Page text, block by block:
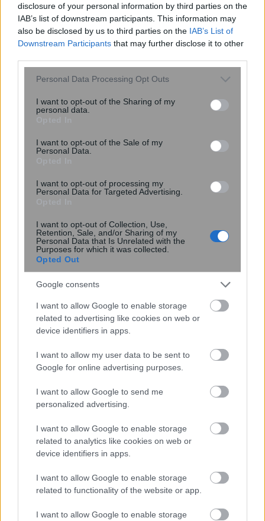
disclosure of your personal information by third parties on the
IAB’s list of downstream participants. This information may
also be disclosed by us to third parties on the IAB’s List of
Downstream Participants that may further disclose it to other
Please note that this website/app uses one or more Google
not limited to your visit or usage behaviour. You may click to
grant or deny consent to Google and its third-party tags to
consent section.
Personal Data Processing Opt Outs
I want to opt-out of the Sharing of my
personal data.
I want to opt-out of the Sale of my
Personal Data.
I want to opt-out of processing my
Personal Data for Targeted Advertising.
I want to opt-out of Collection, Use,
Retention, Sale, and/or Sharing of my
Personal Data that Is Unrelated with the
Purposes for which it was collected.
Opted Out
Google consents
I want to allow Google to enable storage
related to advertising like cookies on web or
device identifiers in apps.
I want to allow my user data to be sent to
Google for online advertising purposes.
I want to allow Google to send me
personalized advertising.
I want to allow Google to enable storage
related to analytics like cookies on web or
device identifiers in apps.
I want to allow Google to enable storage
related to functionality of the website or app.
I want to allow Google to enable storage
Επίθεση στην αλυσίδα εφοδιασμού
του npm: Παραβιάστηκε το δημοφιλές
εβδομαδιαίες λήψεις
Κουίζ: Πόσο καλά θυμάσαι την
απαντήσεις σωστά και στις 3
ερωτήσεις;
περισσότερα
, 5 Αυγούστου 2026 || Αγορές